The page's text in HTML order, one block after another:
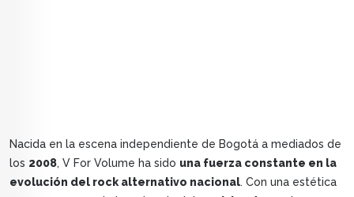
Nacida en la escena independiente de Bogotá a mediados de
los 2008, V For Volume ha sido una fuerza constante en la
evolución del rock alternativo nacional. Con una estética